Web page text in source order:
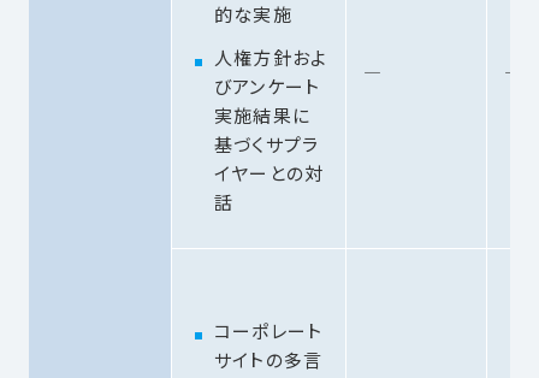
的な実施
人権方針およ
びアンケート
実施結果に
基づくサプラ
イヤーとの対
話
― ―
コーポレート
サイトの多言